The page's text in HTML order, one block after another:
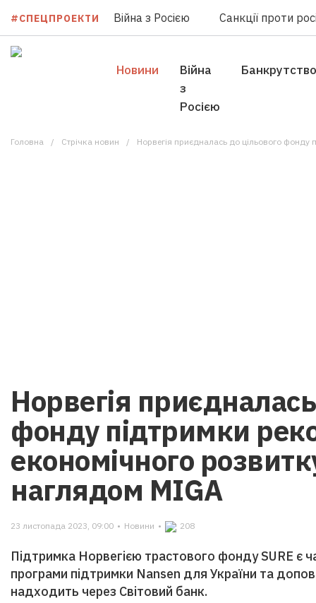
#СПЕЦПРОЕКТИ Війна з Росією Санкції проти
Новини
Війна
з
Росією
Банкрутство
Головна Стрічка новин Норвегія приєдналась до цільового фонду підтримки
Норвегія
фонду підтримки
економічного
наглядом MIGA
23 листопада 2023, 09:00 • Новини • 208
Підтримка Норвегією трастового фонду SURE є
програми підтримки Nansen для України та
надходить через Світовий банк.